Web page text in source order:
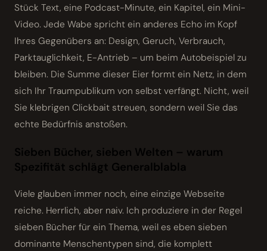
Stück Text, eine Podcast-Minute, ein Kapitel, ein Mini-
Video. Jede Wabe spricht ein anderes Echo im Kopf
Ihres Gegenübers an: Design, Geruch, Verbrauch,
Parktauglichkeit, E-Antrieb – um beim Autobeispiel zu
bleiben. Die Summe dieser Eier formt ein Netz, in dem
sich Ihr Traumpublikum von selbst verfängt. Nicht, weil
Sie klebrigen Clickbait streuen, sondern weil Sie das
echte Bedürfnis anstoßen.
Sieben Bücher, sieben Welten – warum
Spezifität schlägt General­blabla
Viele glauben immer noch, eine einzige Webseite
reiche. Herrlich, aber naiv. Ich produziere in der Regel
sieben Bücher für ein Thema, weil es eben sieben
dominante Menschentypen sind, die komplett